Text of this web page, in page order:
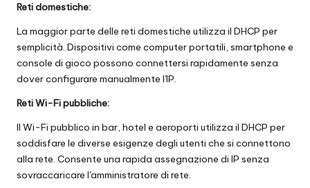
Reti domestiche:
La maggior parte delle reti domestiche utilizza il DHCP per
semplicità. Dispositivi come computer portatili, smartphone e
console di gioco possono connettersi rapidamente senza
dover configurare manualmente l'IP.
Reti Wi-Fi pubbliche:
Il Wi-Fi pubblico in bar, hotel e aeroporti utilizza il DHCP per
soddisfare le diverse esigenze degli utenti che si connettono
alla rete. Consente una rapida assegnazione di IP senza
sovraccaricare l'amministratore di rete.